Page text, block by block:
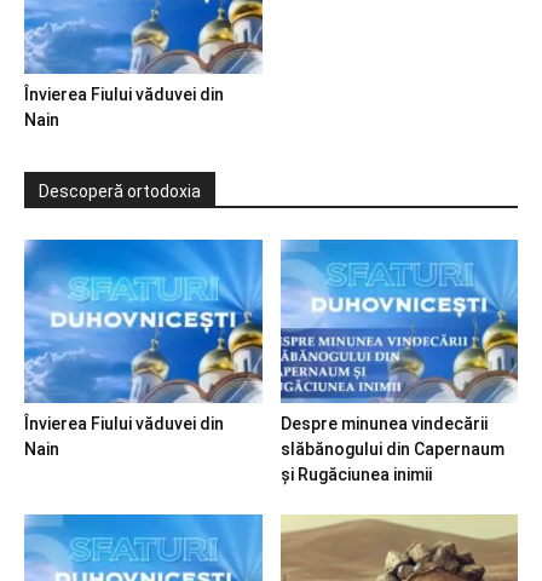
Învierea Fiului văduvei din
Nain
Descoperă ortodoxia
Învierea Fiului văduvei din
Nain
Despre minunea vindecării
slăbănogului din Capernaum
și Rugăciunea inimii